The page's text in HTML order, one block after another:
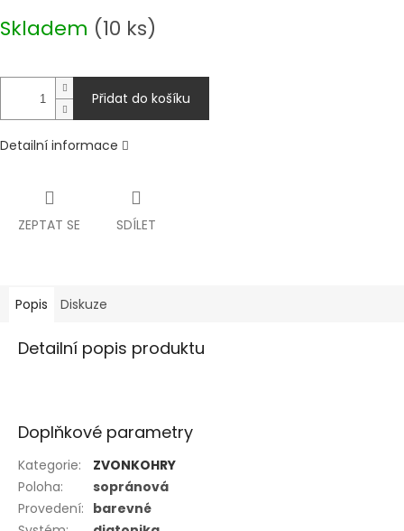
cena:
Skladem (10 ks)
Přidat do košíku
Detailní informace
ZEPTAT SE SDÍLET
Popis Diskuze
Detailní popis produktu
Doplňkové parametry
Kategorie:
ZVONKOHRY
Poloha:
sopránová
Provedení: barevné